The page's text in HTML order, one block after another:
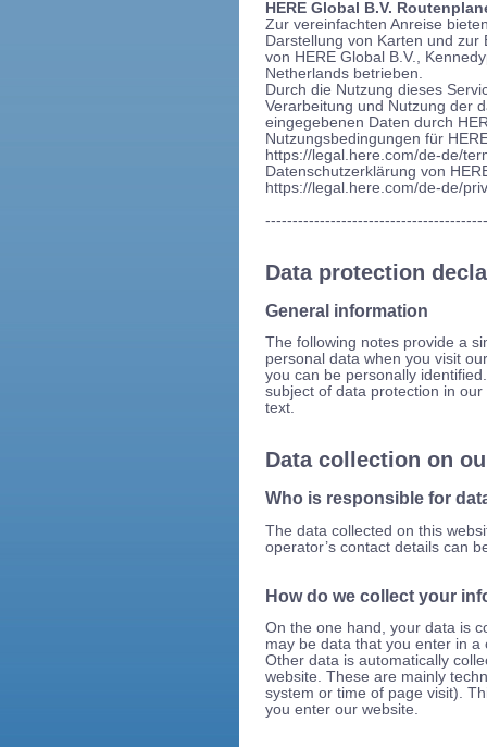
HERE Global B.V.
Zur vereinfachten Anreise
Darstellung von Karten und zur
von HERE Global B.V.,
Netherlands betrieben.
Durch die Nutzung dieses
Verarbeitung und Nutzung der
eingegebenen Daten durch
Nutzungsbedingungen für
https://legal.here.com/de-de/
Datenschutzerklärung von
https://legal.here.com/de-de/
Data protection
General information
The following notes provide a
personal data when you visit
you can be personally
subject of data protection in
text.
Data collection on
Who is responsible for
The data collected on this
operator’s contact details can
How do we collect your
On the one hand, your data is
may be data that you enter in
Other data is automatically
website. These are mainly
system or time of page visit).
you enter our website.